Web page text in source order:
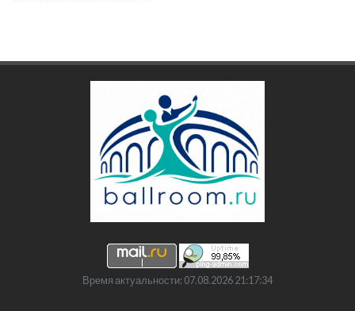
Время актуальности: 07.08.2026 21:17:34